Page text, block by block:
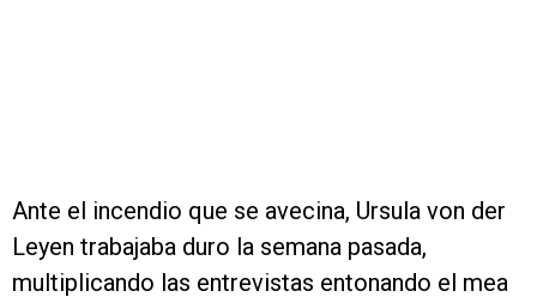
Ante el incendio que se avecina, Ursula von der
Leyen trabajaba duro la semana pasada,
multiplicando las entrevistas entonando el mea